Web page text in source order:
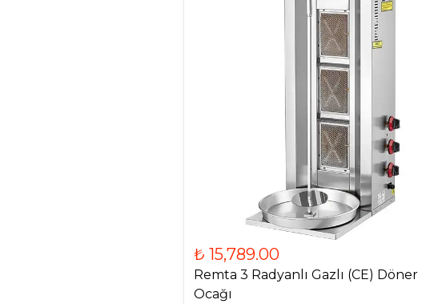
₺ 15,789.00
Remta 3 Radyanlı Gazlı (CE) Döner
Ocağı